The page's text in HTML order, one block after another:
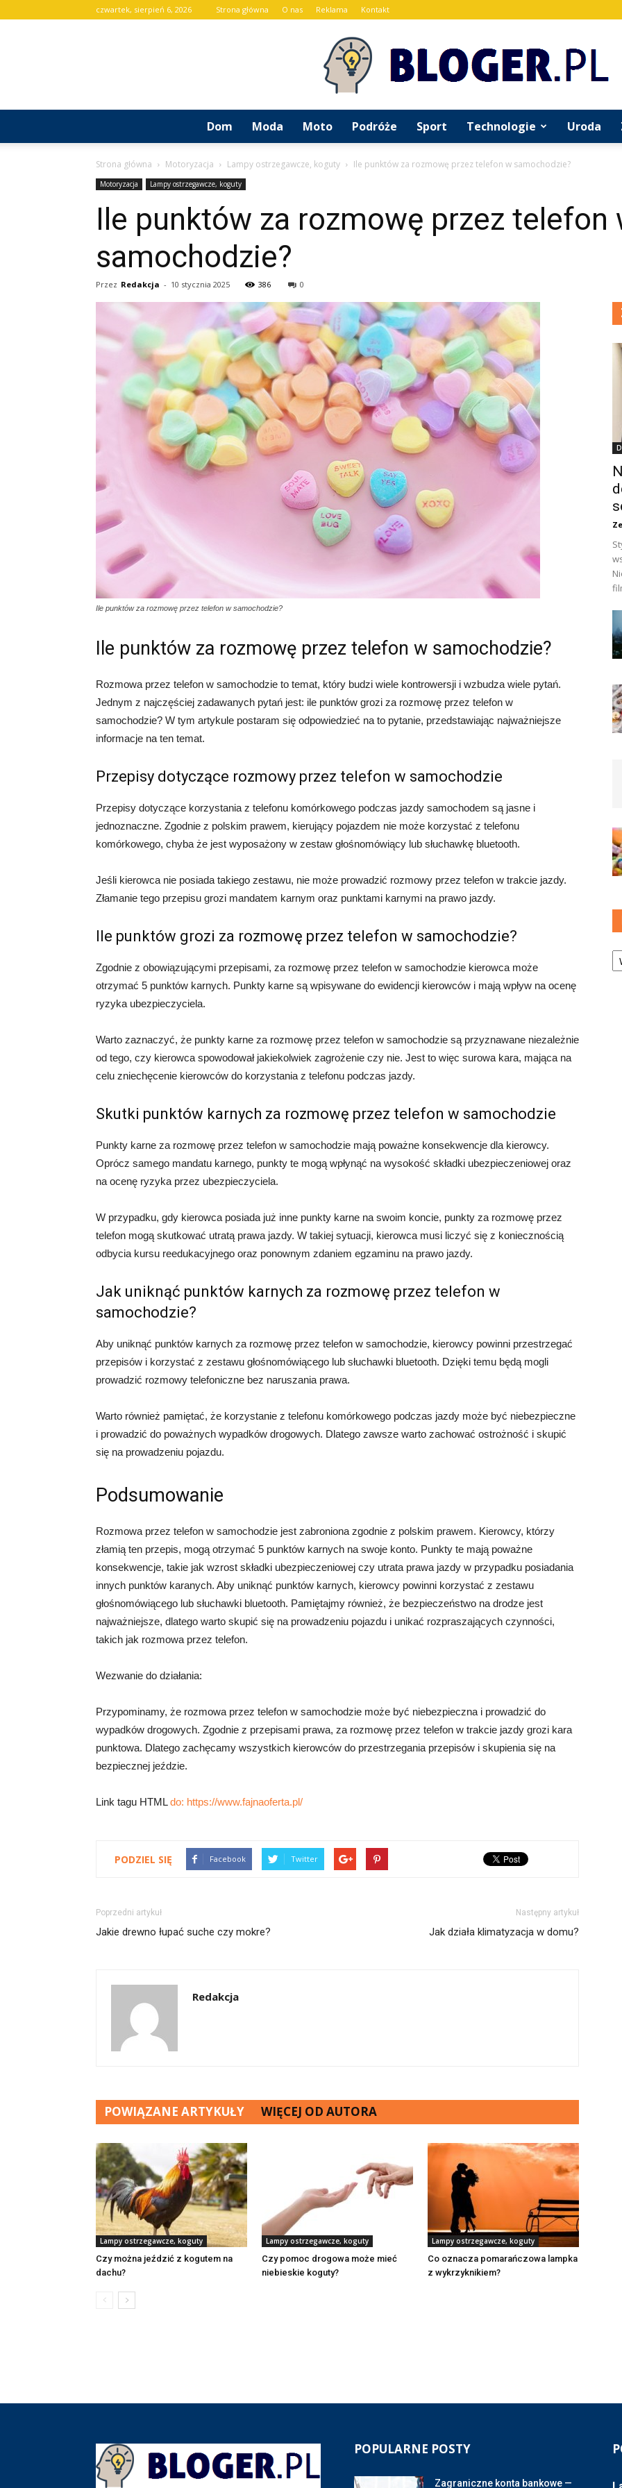
czwartek, sierpień 6, 2026 Strona główna O nas Reklama Kontakt
Dom Moda Moto Podróże Sport Technologie Uroda
Strona główna Motoryzacja Lampy ostrzegawcze, koguty Ile punktów za rozmowę przez telefon w samochodzie?
Motoryzacja Lampy ostrzegawcze, koguty
Ile punktów za rozmowę przez telefon
samochodzie?
Przez Redakcja - 10 stycznia 2025 386 0
Ile punktów za rozmowę przez telefon w samochodzie?
Ile punktów za rozmowę przez telefon w samochodzie?
Rozmowa przez telefon w samochodzie to temat, który budzi wiele kontrowersji i wzbudza wiele pytań.
Jednym z najczęściej zadawanych pytań jest: ile punktów grozi za rozmowę przez telefon w
samochodzie? W tym artykule postaram się odpowiedzieć na to pytanie, przedstawiając najważniejsze
informacje na ten temat.
Przepisy dotyczące rozmowy przez telefon w samochodzie
Przepisy dotyczące korzystania z telefonu komórkowego podczas jazdy samochodem są jasne i
jednoznaczne. Zgodnie z polskim prawem, kierujący pojazdem nie może korzystać z telefonu
komórkowego, chyba że jest wyposażony w zestaw głośnomówiący lub słuchawkę bluetooth.
Jeśli kierowca nie posiada takiego zestawu, nie może prowadzić rozmowy przez telefon w trakcie jazdy.
Złamanie tego przepisu grozi mandatem karnym oraz punktami karnymi na prawo jazdy.
Ile punktów grozi za rozmowę przez telefon w samochodzie?
Zgodnie z obowiązującymi przepisami, za rozmowę przez telefon w samochodzie kierowca może
otrzymać 5 punktów karnych. Punkty karne są wpisywane do ewidencji kierowców i mają wpływ na ocenę
ryzyka ubezpieczyciela.
Warto zaznaczyć, że punkty karne za rozmowę przez telefon w samochodzie są przyznawane niezależnie
od tego, czy kierowca spowodował jakiekolwiek zagrożenie czy nie. Jest to więc surowa kara, mająca na
celu zniechęcenie kierowców do korzystania z telefonu podczas jazdy.
Skutki punktów karnych za rozmowę przez telefon w samochodzie
Punkty karne za rozmowę przez telefon w samochodzie mają poważne konsekwencje dla kierowcy.
Oprócz samego mandatu karnego, punkty te mogą wpłynąć na wysokość składki ubezpieczeniowej oraz
na ocenę ryzyka przez ubezpieczyciela.
W przypadku, gdy kierowca posiada już inne punkty karne na swoim koncie, punkty za rozmowę przez
telefon mogą skutkować utratą prawa jazdy. W takiej sytuacji, kierowca musi liczyć się z koniecznością
odbycia kursu reedukacyjnego oraz ponownym zdaniem egzaminu na prawo jazdy.
Jak uniknąć punktów karnych za rozmowę przez telefon w
samochodzie?
Aby uniknąć punktów karnych za rozmowę przez telefon w samochodzie, kierowcy powinni przestrzegać
przepisów i korzystać z zestawu głośnomówiącego lub słuchawki bluetooth. Dzięki temu będą mogli
prowadzić rozmowy telefoniczne bez naruszania prawa.
Warto również pamiętać, że korzystanie z telefonu komórkowego podczas jazdy może być niebezpieczne
i prowadzić do poważnych wypadków drogowych. Dlatego zawsze warto zachować ostrożność i skupić
się na prowadzeniu pojazdu.
Podsumowanie
Rozmowa przez telefon w samochodzie jest zabroniona zgodnie z polskim prawem. Kierowcy, którzy
złamią ten przepis, mogą otrzymać 5 punktów karnych na swoje konto. Punkty te mają poważne
konsekwencje, takie jak wzrost składki ubezpieczeniowej czy utrata prawa jazdy w przypadku posiadania
innych punktów karanych. Aby uniknąć punktów karnych, kierowcy powinni korzystać z zestawu
głośnomówiącego lub słuchawki bluetooth. Pamiętajmy również, że bezpieczeństwo na drodze jest
najważniejsze, dlatego warto skupić się na prowadzeniu pojazdu i unikać rozpraszających czynności,
takich jak rozmowa przez telefon.
Wezwanie do działania:
Przypominamy, że rozmowa przez telefon w samochodzie może być niebezpieczna i prowadzić do
wypadków drogowych. Zgodnie z przepisami prawa, za rozmowę przez telefon w trakcie jazdy grozi kara
punktowa. Dlatego zachęcamy wszystkich kierowców do przestrzegania przepisów i skupienia się na
bezpiecznej jeździe.
Link tagu HTMLdo: https://www.fajnaoferta.pl/
PODZIEL SIĘ Facebook Twitter
Poprzedni artykuł
Jakie drewno łupać suche czy mokre?
Następny artykuł
Jak działa klimatyzacja w domu?
Redakcja
POWIĄZANE ARTYKUŁY WIĘCEJ OD AUTORA
Lampy ostrzegawcze, koguty
Czy można jeździć z kogutem na
dachu?
Lampy ostrzegawcze, koguty
Czy pomoc drogowa może mieć
niebieskie koguty?
Lampy ostrzegawcze, koguty
Co oznacza pomarańczowa lampka
z wykrzyknikiem?
POPULARNE POSTY
Zagraniczne konta bankowe —